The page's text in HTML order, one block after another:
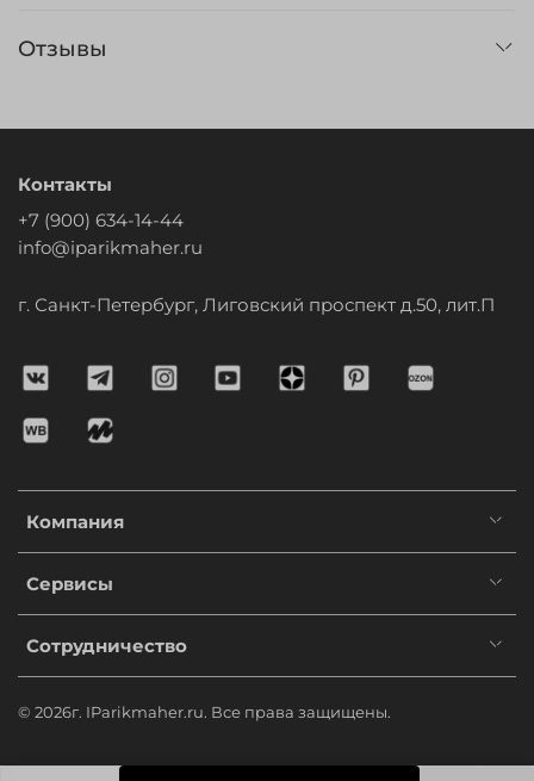
Отзывы
Компания
Сервисы
Сотрудничество
Контакты
+7 (900) 634-14-44
info@iparikmaher.ru
г. Санкт-Петербург, Лиговский проспект д.50, лит.П
© 2026г. IParikmaher.ru. Все права защищены.